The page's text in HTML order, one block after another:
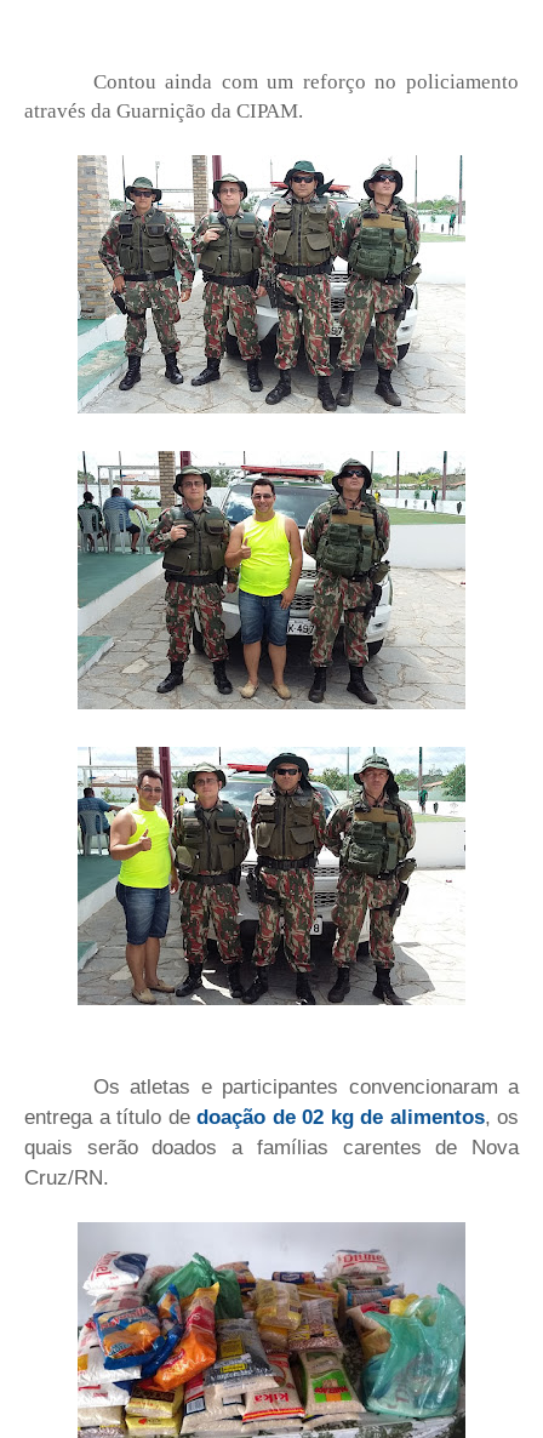
Contou ainda com um reforço no policiamento
através da Guarnição da CIPAM.
Os atletas e participantes convencionaram a
entrega a título de doação de 02 kg de alimentos, os
quais serão doados a famílias carentes de Nova
Cruz/RN.